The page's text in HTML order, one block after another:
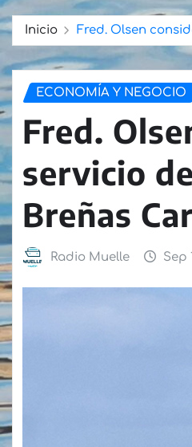
Inicio Fred. Olsen
ECONOMÍA Y NEGOCIO
Fred.
servicio
Breñas
Radio Muelle Sep